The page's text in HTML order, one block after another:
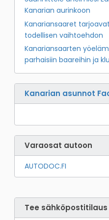
Kanarian aurinkoon
Kanariansaaret
todellisen vaihtoehdon
Kanariansaarten
parhaisiin baareihin ja
Kanarian asunnot
Varaosat autoon
AUTODOC.FI
Tee